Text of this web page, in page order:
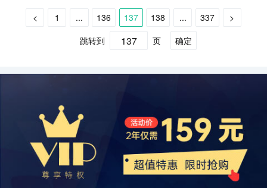
加强沟通和交流，形成信息共享的机制，提高供应链的运作效率。其
次，政府应制定相应的政策，鼓励各个环节的企业进行合作，形成共
同发展的合力。再次，企业应加大技术研发的投入，提升核心技术和
创新能力，我们相信智慧火电运维产业链将会取得更大的发展成就，
为中国能源行业的转型升级做出积极贡献。
等扶持措施，鼓励企业积极参与行业发展。 二、投资机会分析 1. 智
能监测设备：智能监测设备是智慧水电运维行业的核心，其市场需求
采集大量的运行数据，并进行分析和处理，实现设备的远程监控和管
相关技术企业获取行业的发展机会。 3. 智能化服务平台：智慧水电
运维行业需要建立智能化的服务平台，实现水电设备的监管、运维和
数据分析等一体化服务。投资者可以通过投资智能化服务平台，提供
相关服务来获得投资回报。 综上所述，中国智慧水电运维行业具备巨
大的投资价值和潜力。投资者可以通过投资智慧水电运维行业相关的
设备、技术和服务企业来获取行业发展的红利。然而，投资者在选择
投资标的时需要注意行业的竞争格局、企业的技术实力和市场发展潜
级，工业机器视觉CIS技术正逐渐从简单的工作场景延伸到更复杂的
生产环境。例如，在电子制造业中，工业机器视觉CIS可以应用于芯
片焊接、贴装、印刷等环节；在汽车制造业中，可以应用于零部件检
测、机器人导航等环节。因此，这些不断扩大的应用范围为中国工业
工业机器视觉CIS技术的发展，并将其纳入国家战略规划中。例如，
投入也为工业机器视觉CIS行业的发展提供了支持和保障。 再次，中
国工业机器视觉CIS行业的自主研发能力不断提升。目前，中国已具
备一定的工业机器视觉CIS技术研发实力，并且一些企业已经具备了
自主创新能力。例如，华为、大华、海康威视等公司在工业机器视觉
CIS领域取得了显著的科研成果，并且在市场上具有一定的影响力。
这些自主研发能力的提升将有助于中国工业机器视觉CIS行业在国际
的是，数字化转型是中国能源行业实现高质量发展的必然趋势。作为
全球最大的能源消费国家，中国能源行业在传统能源生产、供应和消
费中存在诸多问题。传统能源行业面临的挑战，如安全生产、能源供
其次，中国能源行业在数字化转型过程中，也面临着多种挑战和压
赖，加大对清洁能源的开发和利用。数字化转型将有助于实现能源行
业的结构转型和可持续发展。 其次是技术创新和人才培养的挑战。数
字化转型是一个复杂的过程，需要依靠技术创新来推动。中国能源行
业需要在数字化技术和信息技术方面加强研发能力，提高核心竞争
力。同时，也需要加大对相关人才的培养和引进，培养一批懂得数字
化技术、能够适应数字化转型的专业人才。 此外，数字化转型也将为
< 1 ... 136 137 138 ... 337
>
跳转到
页 确定